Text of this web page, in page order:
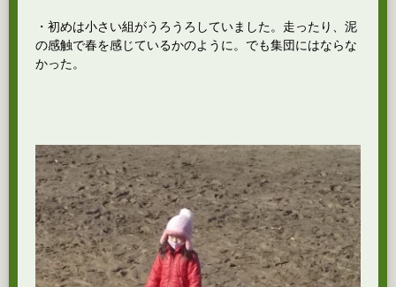
・初めは小さい組がうろうろしていました。走ったり、泥
の感触で春を感じているかのように。でも集団にはならな
かった。